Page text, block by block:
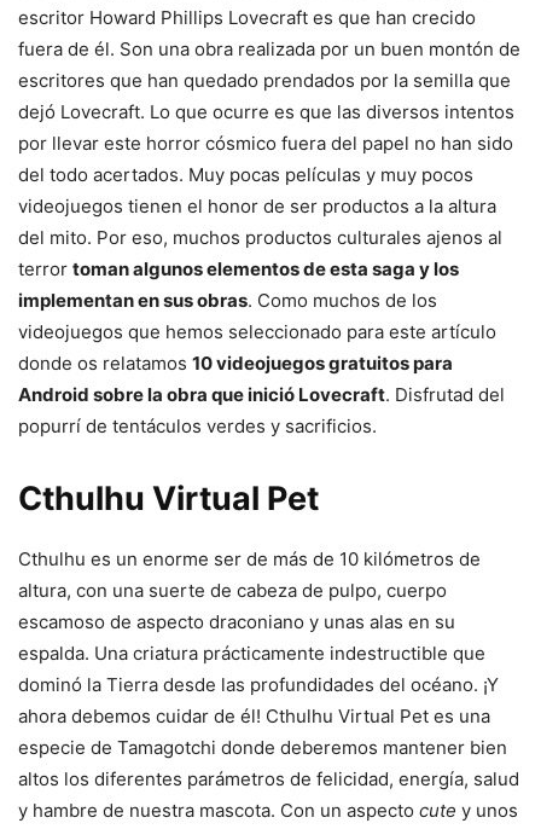
escritor Howard Phillips Lovecraft es que han crecido
fuera de él. Son una obra realizada por un buen montón de
escritores que han quedado prendados por la semilla que
dejó Lovecraft. Lo que ocurre es que las diversos intentos
por llevar este horror cósmico fuera del papel no han sido
del todo acertados. Muy pocas películas y muy pocos
videojuegos tienen el honor de ser productos a la altura
del mito. Por eso, muchos productos culturales ajenos al
terror toman algunos elementos de esta saga y los
implementan en sus obras. Como muchos de los
videojuegos que hemos seleccionado para este artículo
donde os relatamos 10 videojuegos gratuitos para
Android sobre la obra que inició Lovecraft. Disfrutad del
popurrí de tentáculos verdes y sacrificios.
Cthulhu Virtual Pet
Cthulhu es un enorme ser de más de 10 kilómetros de
altura, con una suerte de cabeza de pulpo, cuerpo
escamoso de aspecto draconiano y unas alas en su
espalda. Una criatura prácticamente indestructible que
dominó la Tierra desde las profundidades del océano. ¡Y
ahora debemos cuidar de él! Cthulhu Virtual Pet es una
especie de Tamagotchi donde deberemos mantener bien
altos los diferentes parámetros de felicidad, energía, salud
y hambre de nuestra mascota. Con un aspecto cute y unos